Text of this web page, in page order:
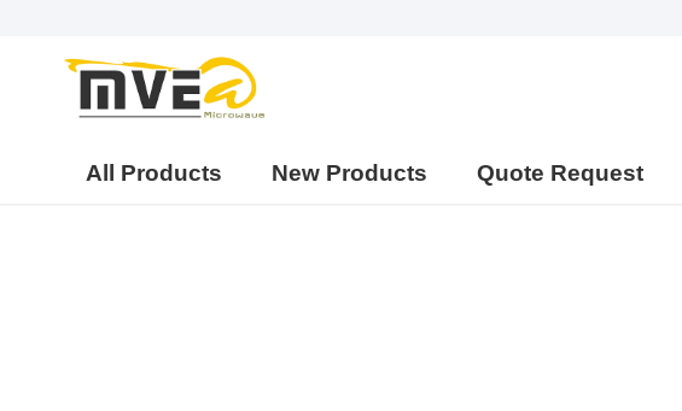
All Products New Products Quote Request